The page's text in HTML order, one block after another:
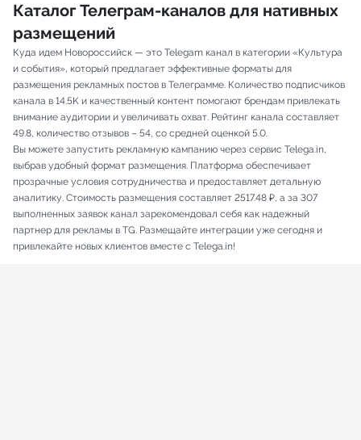
Каталог Телеграм-каналов для нативных
размещений
Куда идем Новороссийск — это Telegam канал в категории «Культура
и события», который предлагает эффективные форматы для
размещения рекламных постов в Телеграмме. Количество подписчиков
канала в 14.5K и качественный контент помогают брендам привлекать
внимание аудитории и увеличивать охват. Рейтинг канала составляет
49.8, количество отзывов – 54, со средней оценкой 5.0.
Вы можете запустить рекламную кампанию через сервис Telega.in,
выбрав удобный формат размещения. Платформа обеспечивает
прозрачные условия сотрудничества и предоставляет детальную
аналитику. Стоимость размещения составляет 2517.48 ₽, а за 307
выполненных заявок канал зарекомендовал себя как надежный
партнер для рекламы в TG. Размещайте интеграции уже сегодня и
привлекайте новых клиентов вместе с Telega.in!